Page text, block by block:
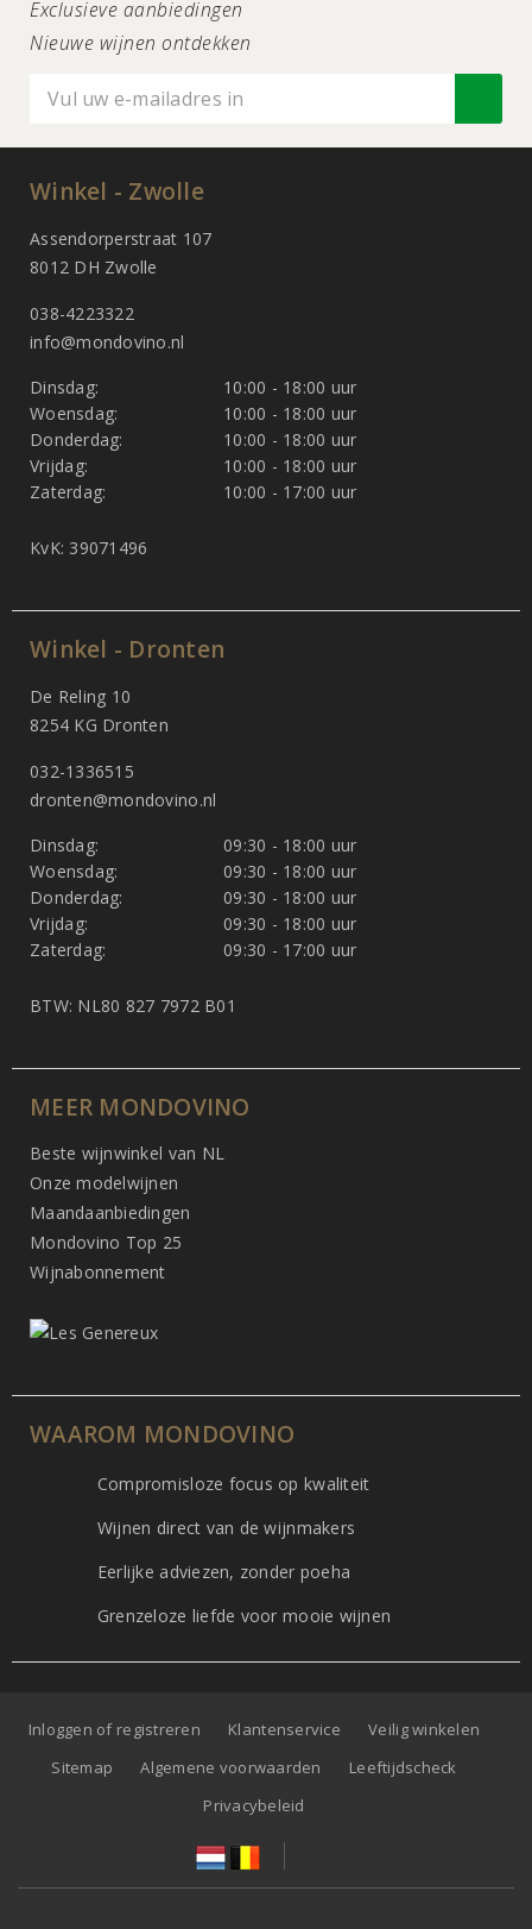
Exclusieve aanbiedingen
Nieuwe wijnen ontdekken
Winkel - Zwolle
Assendorperstraat 107
8012 DH Zwolle
038-4223322
info@mondovino.nl
Dinsdag:
10:00 - 18:00 uur
Woensdag:
10:00 - 18:00 uur
Donderdag:
10:00 - 18:00 uur
Vrijdag:
10:00 - 18:00 uur
Zaterdag:
10:00 - 17:00 uur
KvK: 39071496
Winkel - Dronten
De Reling 10
8254 KG Dronten
032-1336515
dronten@mondovino.nl
Dinsdag:
09:30 - 18:00 uur
Woensdag:
09:30 - 18:00 uur
Donderdag:
09:30 - 18:00 uur
Vrijdag:
09:30 - 18:00 uur
Zaterdag:
09:30 - 17:00 uur
BTW: NL80 827 7972 B01
MEER MONDOVINO
Beste wijnwinkel van NL
Onze modelwijnen
Maandaanbiedingen
Mondovino Top 25
Wijnabonnement
WAAROM MONDOVINO
Compromisloze focus op kwaliteit
Wijnen direct van de wijnmakers
Eerlijke adviezen, zonder poeha
Grenzeloze liefde voor mooie wijnen
Inloggen of registreren Klantenservice
Veilig winkelen
Sitemap
Algemene voorwaarden
Leeftijdscheck
Privacybeleid